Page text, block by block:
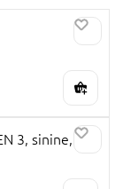
3, sinine,